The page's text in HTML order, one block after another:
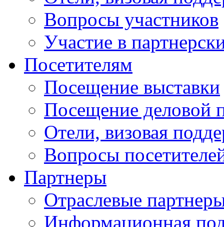
Вопросы участников
Участие в
Посетителям
Посещение выставки
Посещение деловой
Отели, визовая
Вопросы
Партнеры
Отраслевые
Информационная